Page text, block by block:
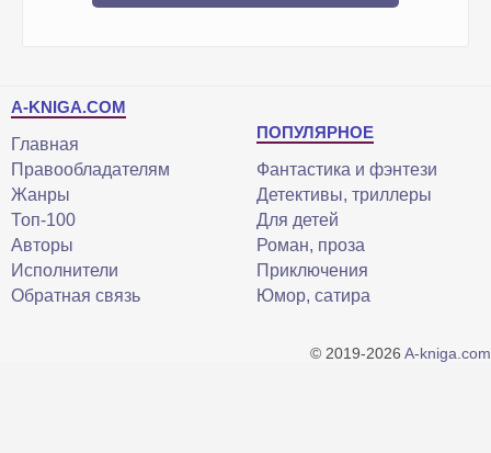
A-KNIGA.COM
Главная
Правообладателям
Жанры
Топ-100
Авторы
Исполнители
Обратная связь
ПОПУЛЯРНОЕ
Фантастика и фэнтези
Детективы, триллеры
Для детей
Роман, проза
Приключения
Юмор, сатира
© 2019-2026 A-kniga.com